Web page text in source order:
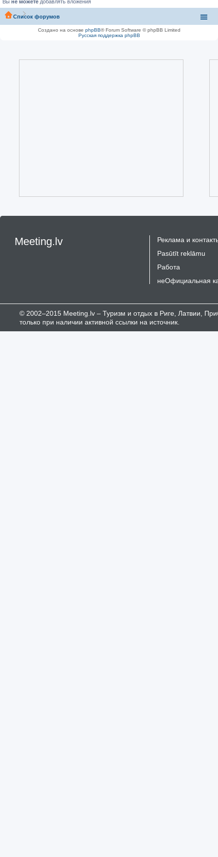
Вы не можете добавлять вложения
Список форумов
Создано на основе phpBB® Forum Software © phpBB Limited
Русская поддержка phpBB
Meeting.lv
Реклама и
Pasūtīt reklāmu
Работа
неОфициальная
© 2002–2015 Meeting.lv – Туризм и отдых в Риге, Латвии,
только при наличии активной ссылки на источник.